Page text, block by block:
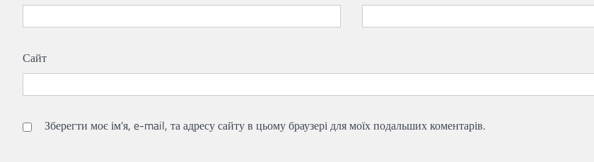
Сайт
Зберегти моє ім'я, e-mail, та адресу сайту в цьому браузері для моїх подальших коментарів.